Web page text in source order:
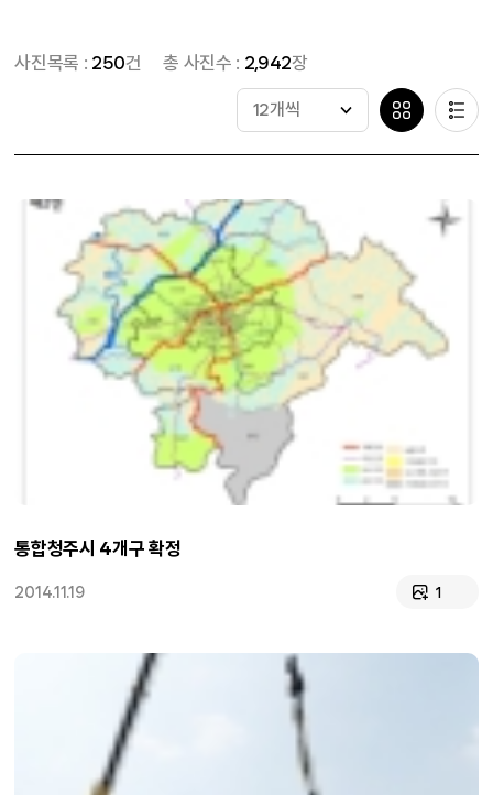
사진목록 : 250건 총 사진수 : 2,942장
12개씩
통합청주시 4개구 확정
2014.11.19 1